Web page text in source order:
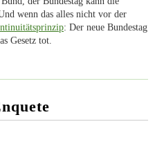
wenn das alles nicht vor der
: Der neue Bundestag
Gesetz tot.